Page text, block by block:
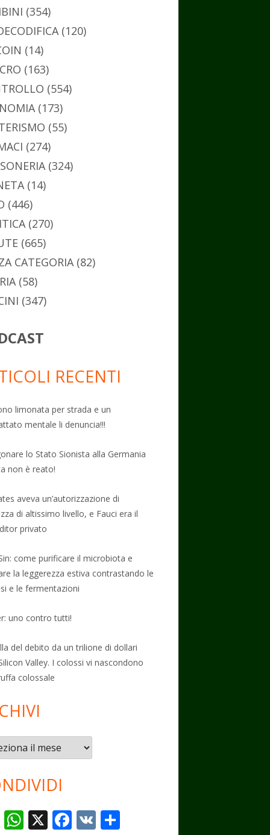
(354)
(120)
(14)
(163)
(554)
(173)
(55)
(274)
(324)
(14)
(446)
(270)
(665)
CATEGORIA(82)
(58)
(347)
RECENTI
limonata per strada e un
mentale li denuncia!!!
lo Stato Sionista alla Germania
non è reato!
aveva un’autorizzazione di
di altissimo livello, e Fauci era il
privato
come purificare il microbiota e
la leggerezza estiva contrastando le
e le fermentazioni
uno contro tutti!
del debito da un trilione di dollari
Valley. I colossi vi nascondono
colossale
T W X F V